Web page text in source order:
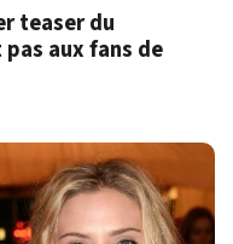
teaser du
aux fans de